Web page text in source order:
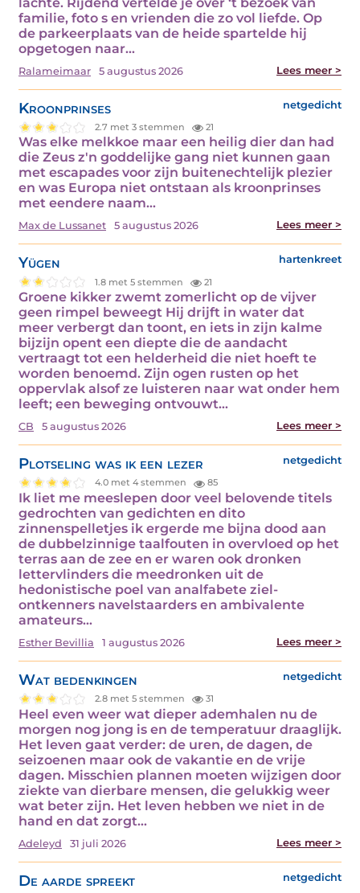
familie, foto s en vrienden die zo vol liefde. Op
de parkeerplaats van de heide spartelde hij
opgetogen naar…
Ralameimaar 5 augustus 2026 Lees meer >
Kroonprinses netgedicht
2.7 met 3 stemmen 21
Was elke melkkoe maar een heilig dier dan had
die Zeus z'n goddelijke gang niet kunnen gaan
met escapades voor zijn buitenechtelijk plezier
en was Europa niet ontstaan als kroonprinses
met eendere naam…
Max de Lussanet 5 augustus 2026 Lees meer >
Yügen hartenkreet
1.8 met 5 stemmen 21
Groene kikker zwemt zomerlicht op de vijver
geen rimpel beweegt Hij drijft in water dat
meer verbergt dan toont, en iets in zijn kalme
bijzijn opent een diepte die de aandacht
vertraagt tot een helderheid die niet hoeft te
worden benoemd. Zijn ogen rusten op het
oppervlak alsof ze luisteren naar wat onder hem
leeft; een beweging ontvouwt…
CB 5 augustus 2026 Lees meer >
Plotseling was ik een lezer netgedicht
4.0 met 4 stemmen 85
Ik liet me meeslepen door veel belovende titels
gedrochten van gedichten en dito
zinnenspelletjes ik ergerde me bijna dood aan
de dubbelzinnige taalfouten in overvloed op het
terras aan de zee en er waren ook dronken
lettervlinders die meedronken uit de
hedonistische poel van analfabete ziel-
ontkenners navelstaarders en ambivalente
amateurs…
Esther Bevillia 1 augustus 2026 Lees meer >
Wat bedenkingen netgedicht
2.8 met 5 stemmen 31
Heel even weer wat dieper ademhalen nu de
morgen nog jong is en de temperatuur draaglijk.
Het leven gaat verder: de uren, de dagen, de
seizoenen maar ook de vakantie en de vrije
dagen. Misschien plannen moeten wijzigen door
ziekte van dierbare mensen, die gelukkig weer
wat beter zijn. Het leven hebben we niet in de
hand en dat zorgt…
Adeleyd 31 juli 2026 Lees meer >
De aarde spreekt netgedicht